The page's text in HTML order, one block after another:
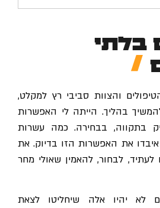
בלתי
והצוות סביבי רץ למקלט,
בהליך. הייתה לי האפשרות
בתקווה, בבחירה. כמה עשרות
איבדו את האפשרות הזו בדיוק. את
לבחור, להאמין שאולי מחר
לא יהיו אלה שיחליטו לצאת